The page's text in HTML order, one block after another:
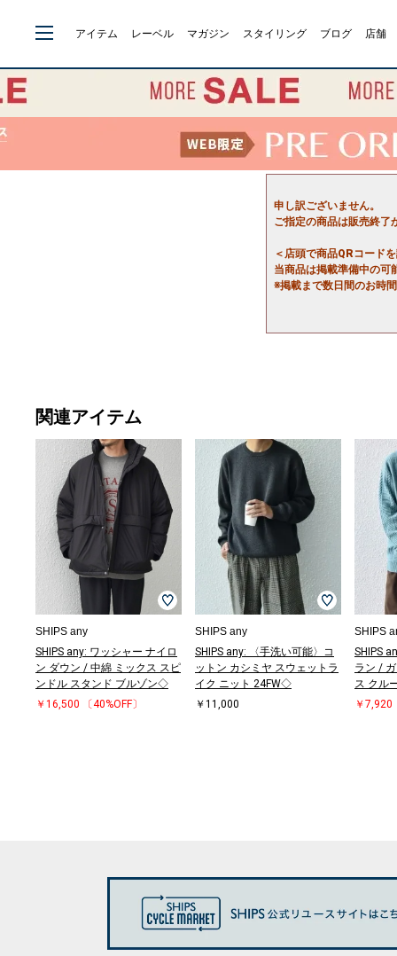
アイテム レーベル マガジン スタイリング ブログ 店舗
申し訳ございません。
ご指定の商品は販売終了
＜店頭で商品QRコード
当商品は掲載準備中の可
※掲載まで数日間のお時
関連アイテム
SHIPS any
SHIPS any: ワッシャー ナイロ
ン ダウン / 中綿 ミックス スピ
ンドル スタンド ブルゾン◇
￥16,500
〔40%OFF〕
SHIPS any
SHIPS any: 〈手洗い可能〉コ
ットン カシミヤ スウェットラ
イク ニット 24FW◇
￥11,000
SHIPS
SHIPS
ラン /
ス クル
￥7,920